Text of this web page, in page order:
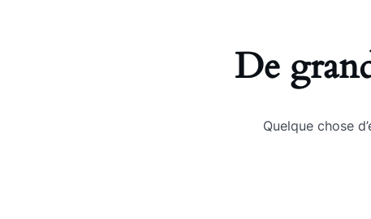
De
Quelque chose